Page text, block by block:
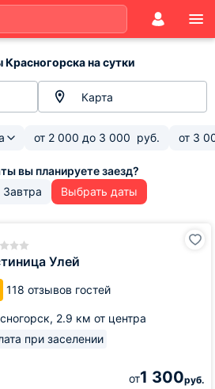
Красногорска на сутки
Карта
от 2 000 до 3 000 руб. от 3
Завтра Выбрать даты
Улей
118 отзывов гостей
2.9 км от центра
при заселении
от1 300руб.